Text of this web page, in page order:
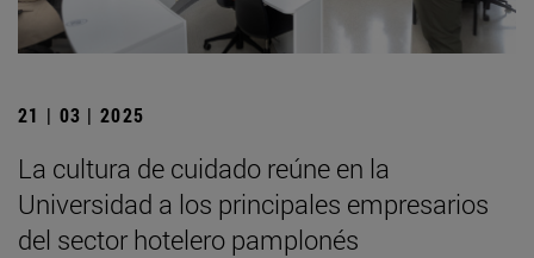
21 | 03 | 2025
La cultura de cuidado reúne en la
Universidad a los principales empresarios
del sector hotelero pamplonés